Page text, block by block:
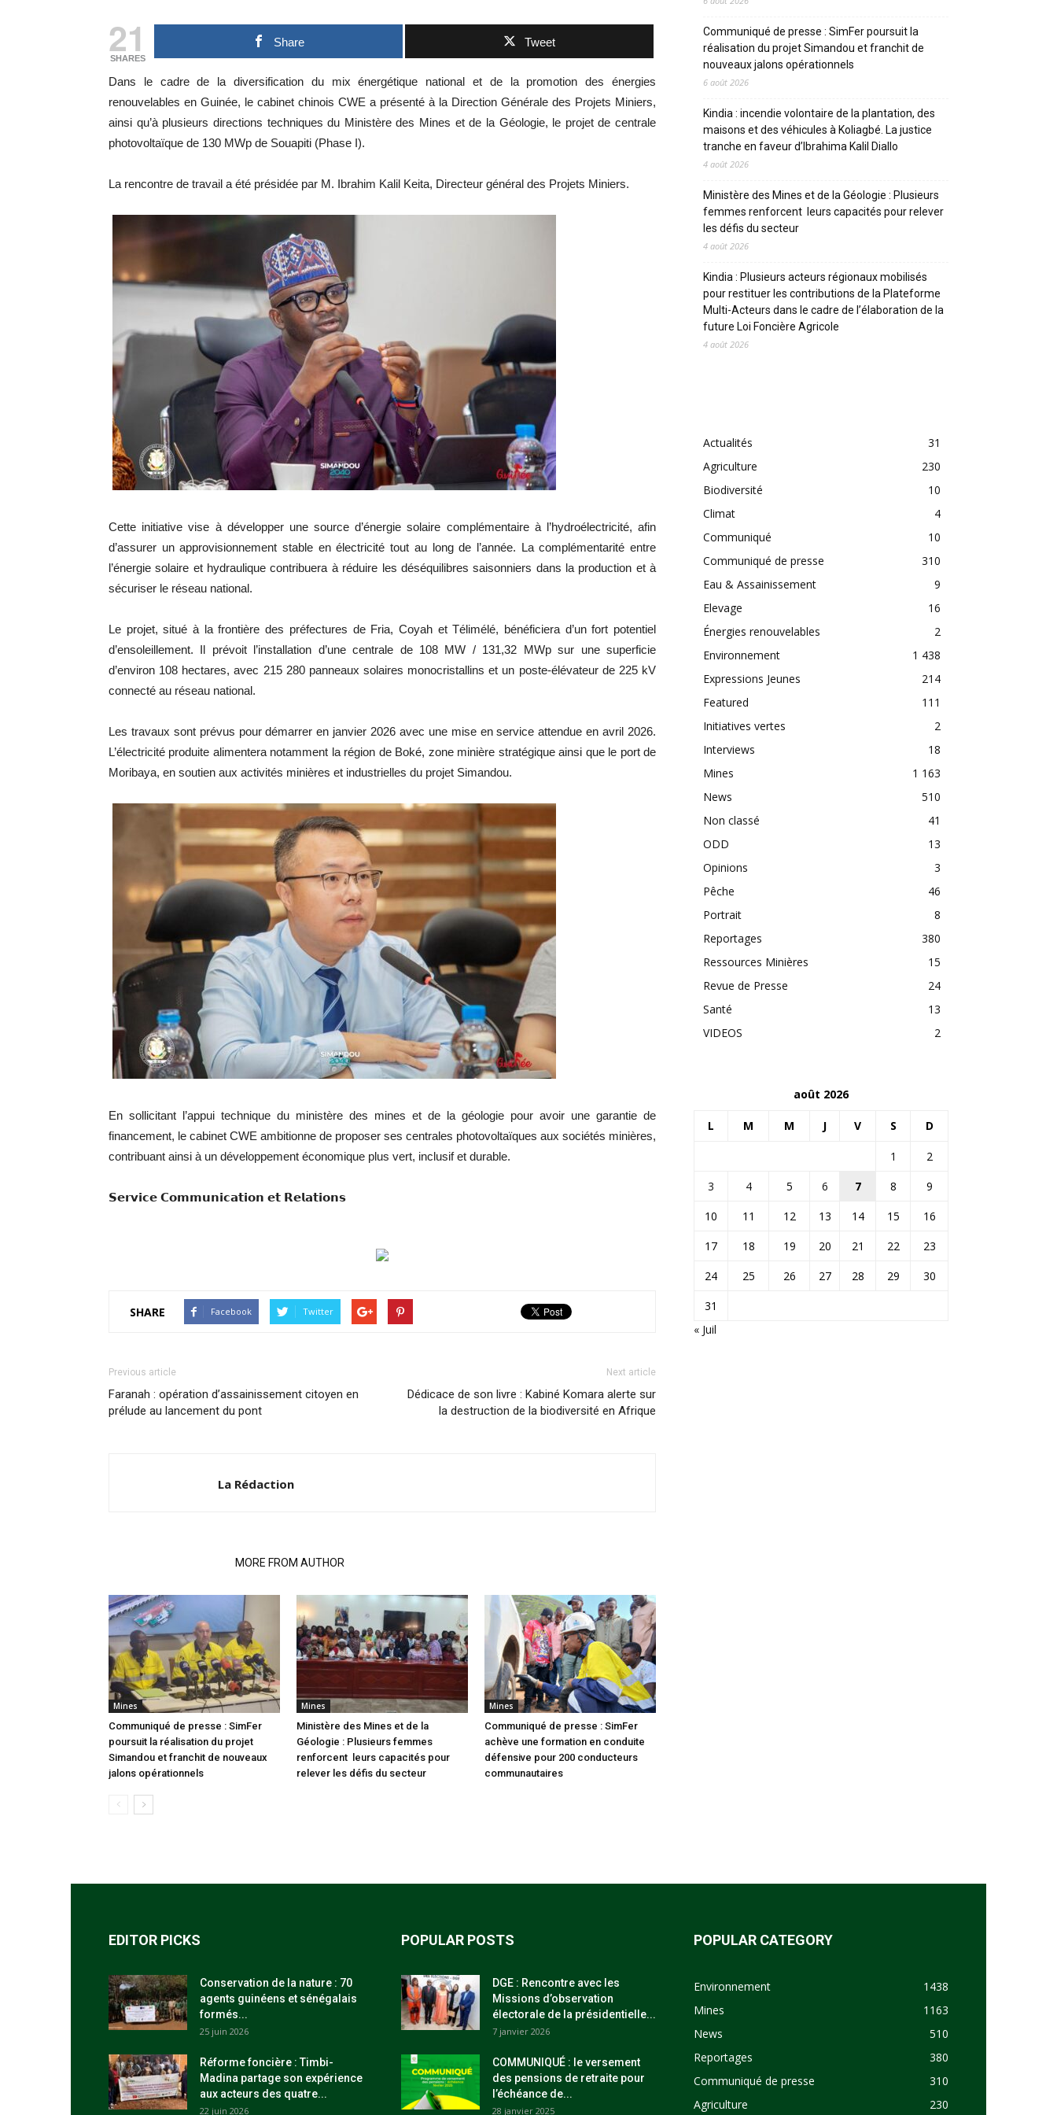
21
SHARES
Share Tweet
Dans le cadre de la diversification du mix énergétique national et de la promotion des énergies
renouvelables en Guinée, le cabinet chinois CWE a présenté à la Direction Générale des Projets Miniers,
ainsi qu’à plusieurs directions techniques du Ministère des Mines et de la Géologie, le projet de centrale
photovoltaïque de 130 MWp de Souapiti (Phase I).
La rencontre de travail a été présidée par M. Ibrahim Kalil Keita, Directeur général des Projets Miniers.
Cette initiative vise à développer une source d’énergie solaire complémentaire à l’hydroélectricité, afin
d’assurer un approvisionnement stable en électricité tout au long de l’année. La complémentarité entre
l’énergie solaire et hydraulique contribuera à réduire les déséquilibres saisonniers dans la production et à
sécuriser le réseau national.
Le projet, situé à la frontière des préfectures de Fria, Coyah et Télimélé, bénéficiera d’un fort potentiel
d’ensoleillement. Il prévoit l’installation d’une centrale de 108 MW / 131,32 MWp sur une superficie
d’environ 108 hectares, avec 215 280 panneaux solaires monocristallins et un poste-élévateur de 225 kV
connecté au réseau national.
Les travaux sont prévus pour démarrer en janvier 2026 avec une mise en service attendue en avril 2026.
L’électricité produite alimentera notamment la région de Boké, zone minière stratégique ainsi que le port de
Moribaya, en soutien aux activités minières et industrielles du projet Simandou.
En sollicitant l’appui technique du ministère des mines et de la géologie pour avoir une garantie de
financement, le cabinet CWE ambitionne de proposer ses centrales photovoltaïques aux sociétés minières,
contribuant ainsi à un développement économique plus vert, inclusif et durable.
𝗦𝗲𝗿𝘃𝗶𝗰𝗲 𝗖𝗼𝗺𝗺𝘂𝗻𝗶𝗰𝗮𝘁𝗶𝗼𝗻 𝗲𝘁 𝗥𝗲𝗹𝗮𝘁𝗶𝗼𝗻𝘀
SHARE Facebook Twitter
Previous article
Faranah : opération d’assainissement citoyen en
prélude au lancement du pont
Next article
Dédicace de son livre : Kabiné Komara alerte sur
la destruction de la biodiversité en Afrique
La Rédaction
MORE FROM AUTHOR
Mines
Communiqué de presse : SimFer
poursuit la réalisation du projet
Simandou et franchit de nouveaux
jalons opérationnels
Mines
Ministère des Mines et de la
Géologie : Plusieurs femmes
renforcent leurs capacités pour
relever les défis du secteur
Mines
Communiqué de presse : SimFer
achève une formation en conduite
défensive pour 200 conducteurs
communautaires
Communiqué de presse : SimFer poursuit la
réalisation du projet Simandou et franchit de
nouveaux jalons opérationnels
6 août 2026
Kindia : incendie volontaire de la plantation, des
maisons et des véhicules à Koliagbé. La justice
tranche en faveur d’Ibrahima Kalil Diallo
4 août 2026
Ministère des Mines et de la Géologie : Plusieurs
femmes renforcent leurs capacités pour relever
les défis du secteur
4 août 2026
Kindia : Plusieurs acteurs régionaux mobilisés
pour restituer les contributions de la Plateforme
Multi-Acteurs dans le cadre de l’élaboration de la
future Loi Foncière Agricole
4 août 2026
Actualités
31
Agriculture
230
Biodiversité
10
Climat
4
Communiqué
10
Communiqué de presse
310
Eau & Assainissement
9
Elevage
16
Énergies renouvelables
2
Environnement
1 438
Expressions Jeunes
214
Featured
111
Initiatives vertes
2
Interviews
18
Mines
1 163
News
510
Non classé
41
ODD
13
Opinions
3
Pêche
46
Portrait
8
Reportages
380
Ressources Minières
15
Revue de Presse
24
Santé
13
VIDEOS
2
août 2026
L M M J V S D
1
2
3
4 5 6 7 8
9
10
11 12 13 14 15
16
17
18 19 20 21 22
23
24
25 26 27 28 29
30
31
« Juil
EDITOR PICKS
Conservation de la nature : 70
agents guinéens et sénégalais
formés...
25 juin 2026
Réforme foncière : Timbi-
Madina partage son expérience
aux acteurs des quatre...
22 juin 2026
POPULAR POSTS
DGE : Rencontre avec les
Missions d’observation
électorale de la présidentielle...
7 janvier 2026
COMMUNIQUÉ : le versement
des pensions de retraite pour
l’échéance de...
28 janvier 2025
POPULAR CATEGORY
Environnement
1438
Mines
1163
News
510
Reportages
380
Communiqué de presse
310
Agriculture
230